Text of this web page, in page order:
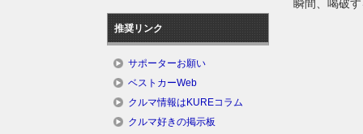
瞬間、喝破す
推奨リンク
サポーターお願い
ベストカーWeb
クルマ情報はKUREコラム
クルマ好きの掲示板